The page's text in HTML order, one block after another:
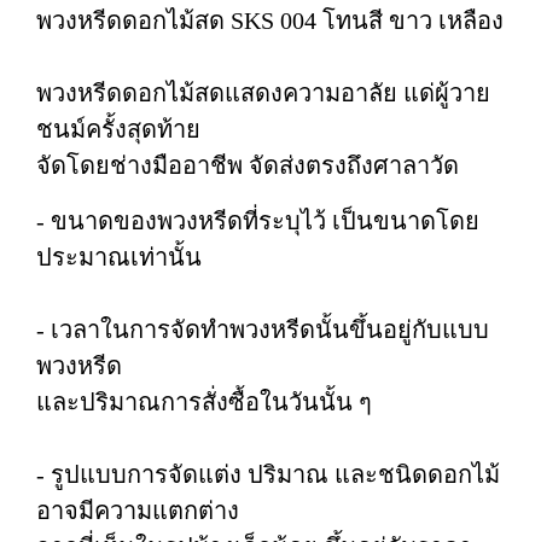
พวงหรีดดอกไม้สด SKS 004 โทนสี ขาว เหลือง
พวงหรีดดอกไม้สดแสดงความอาลัย แด่ผู้วาย
ชนม์ครั้งสุดท้าย
จัดโดยช่างมืออาชีพ จัดส่งตรงถึงศาลาวัด
- ขนาดของพวงหรีดที่ระบุไว้ เป็นขนาดโดย
ประมาณเท่านั้น
- เวลาในการจัดทำพวงหรีดนั้นขึ้นอยู่กับแบบ
พวงหรีด
และปริมาณการสั่งซื้อในวันนั้น ๆ
- รูปแบบการจัดแต่ง ปริมาณ และชนิดดอกไม้
อาจมีความแตกต่าง